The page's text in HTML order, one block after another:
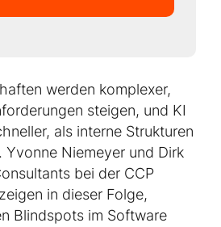
werden komplexer,
steigen, und KI
als interne Strukturen
Yvonne Niemeyer und Dirk
bei der CCP
in dieser Folge,
Blindspots im Software